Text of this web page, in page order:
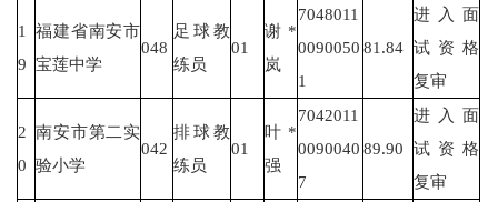
1
9
福建省南安市
宝莲中学
048
足球教
练员
01
谢*
岚
7048011
0090050
1
81.84
进入面
试资格
复审
2
0
南安市第二实
验小学
042
排球教
练员
01
叶*
强
7042011
0090040
7
89.90
进入面
试资格
复审